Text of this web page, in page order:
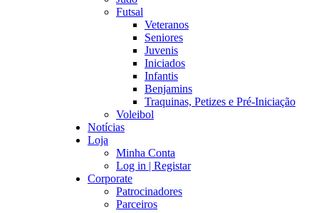
Futsal
Veteranos
Seniores
Juvenis
Iniciados
Infantis
Benjamins
Traquinas, Petizes e Pré-Iniciação
Voleibol
Notícias
Loja
Minha Conta
Log in | Registar
Corporate
Patrocinadores
Parceiros